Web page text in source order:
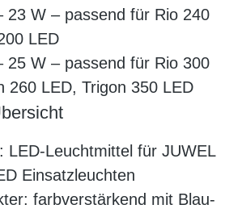
23 W – passend für Rio 240
LED
25 W – passend für Rio 300
260 LED, Trigon 350 LED
LED-Leuchtmittel für JUWEL
Einsatzleuchten
farbverstärkend mit Blau-